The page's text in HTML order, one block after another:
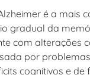
é a mais
gradual da
com alterações
por
cognitivos e